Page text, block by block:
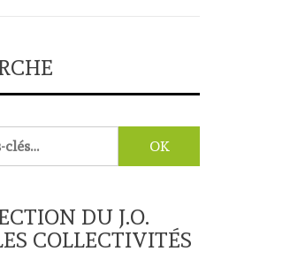
DU J.O.
COLLECTIVITÉS